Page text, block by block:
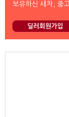
보유하신 새차, 중
딜러회원가입